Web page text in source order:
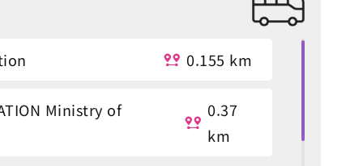
0.155 km
Ministry of
0.37
km